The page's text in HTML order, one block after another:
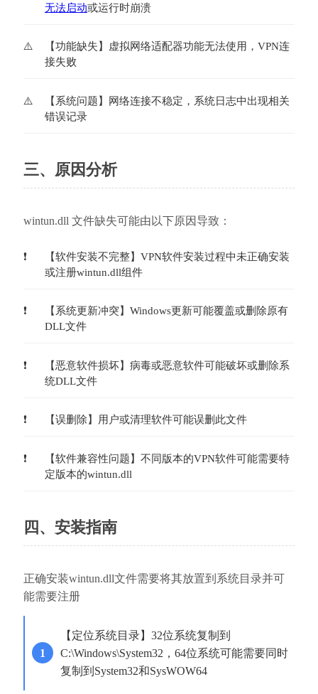
无法启动或运行时崩溃
【功能缺失】虚拟网络适配器功能无法使用，VPN连
接失败
【系统问题】网络连接不稳定，系统日志中出现相关
错误记录
三、原因分析
wintun.dll 文件缺失可能由以下原因导致：
【软件安装不完整】VPN软件安装过程中未正确安装
或注册wintun.dll组件
【系统更新冲突】Windows更新可能覆盖或删除原有
DLL文件
【恶意软件损坏】病毒或恶意软件可能破坏或删除系
统DLL文件
【误删除】用户或清理软件可能误删此文件
【软件兼容性问题】不同版本的VPN软件可能需要特
定版本的wintun.dll
四、安装指南
正确安装wintun.dll文件需要将其放置到系统目录并可
能需要注册
【定位系统目录】32位系统复制到
C:\Windows\System32，64位系统可能需要同时
复制到System32和SysWOW64